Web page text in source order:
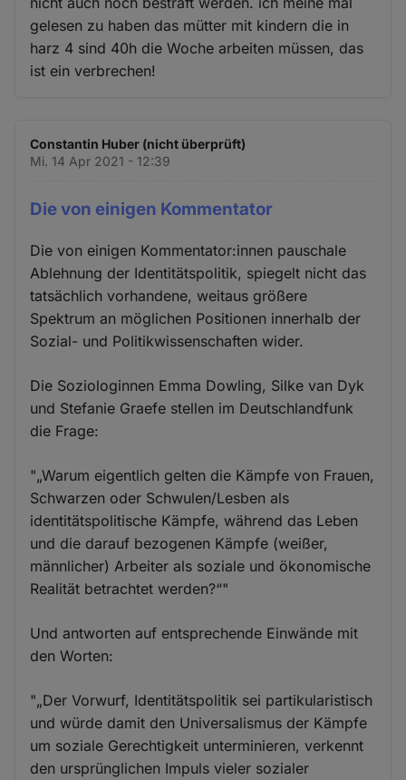
gelesen zu haben das mütter mit kindern die in
harz 4 sind 40h die Woche arbeiten müssen, das
ist ein verbrechen!
Constantin Huber (nicht überprüft)
Mi. 14 Apr 2021 - 12:39
Die von einigen Kommentator
Die von einigen Kommentator:innen pauschale
Ablehnung der Identitätspolitik, spiegelt nicht das
tatsächlich vorhandene, weitaus größere
Spektrum an möglichen Positionen innerhalb der
Sozial- und Politikwissenschaften wider.
Die Soziologinnen Emma Dowling, Silke van Dyk
und Stefanie Graefe stellen im Deutschlandfunk
die Frage:
"„Warum eigentlich gelten die Kämpfe von Frauen,
Schwarzen oder Schwulen/Lesben als
identitätspolitische Kämpfe, während das Leben
und die darauf bezogenen Kämpfe (weißer,
männlicher) Arbeiter als soziale und ökonomische
Realität betrachtet werden?“"
Und antworten auf entsprechende Einwände mit
den Worten:
"„Der Vorwurf, Identitätspolitik sei partikularistisch
und würde damit den Universalismus der Kämpfe
um soziale Gerechtigkeit unterminieren, verkennt
den ursprünglichen Impuls vieler sozialer